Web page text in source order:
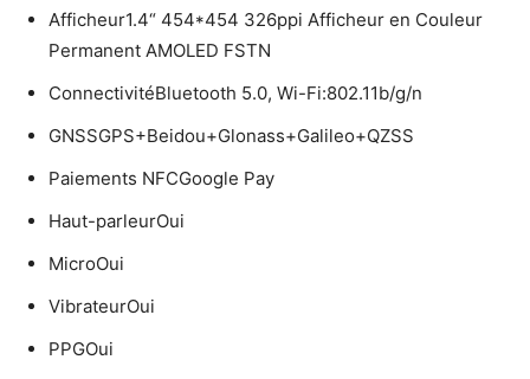
Afficheur1.4“ 454*454 326ppi Afficheur en Couleur
Permanent AMOLED FSTN
ConnectivitéBluetooth 5.0, Wi-Fi:802.11b/g/n
GNSSGPS+Beidou+Glonass+Galileo+QZSS
Paiements NFCGoogle Pay
Haut-parleurOui
MicroOui
VibrateurOui
PPGOui